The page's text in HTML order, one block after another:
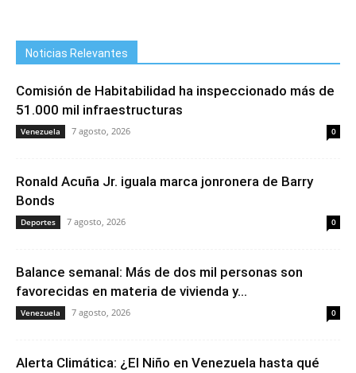
Noticias Relevantes
Comisión de Habitabilidad ha inspeccionado más de
51.000 mil infraestructuras
Venezuela 7 agosto, 2026 0
Ronald Acuña Jr. iguala marca jonronera de Barry
Bonds
Deportes 7 agosto, 2026 0
Balance semanal: Más de dos mil personas son
favorecidas en materia de vivienda y...
Venezuela 7 agosto, 2026 0
Alerta Climática: ¿El Niño en Venezuela hasta qué